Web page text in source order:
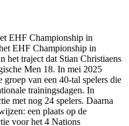
EHF Championship in
EHF Championship in
het traject dat Stian Christiaens
Men 18. In mei 2025
van een 40-tal spelers die
trainingsdagen. In
met nog 24 spelers. Daarna
een plaats op de
voor het 4 Nations